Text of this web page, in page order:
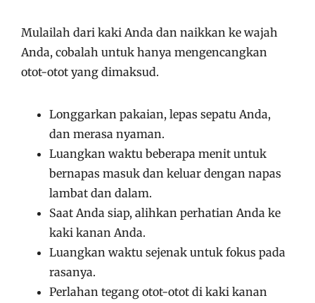
Mulailah dari kaki Anda dan naikkan ke wajah
Anda, cobalah untuk hanya mengencangkan
otot-otot yang dimaksud.
Longgarkan pakaian, lepas sepatu Anda,
dan merasa nyaman.
Luangkan waktu beberapa menit untuk
bernapas masuk dan keluar dengan napas
lambat dan dalam.
Saat Anda siap, alihkan perhatian Anda ke
kaki kanan Anda.
Luangkan waktu sejenak untuk fokus pada
rasanya.
Perlahan tegang otot-otot di kaki kanan